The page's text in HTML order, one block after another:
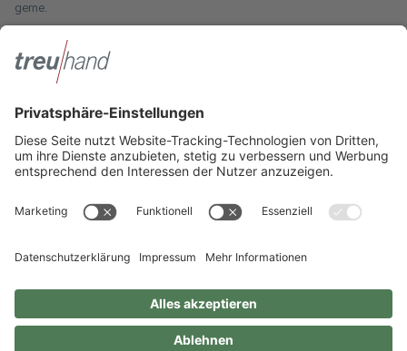
gerne.
Innotax
forstwirtschaftlichen Betrieb oder kommen aus dem Handwerk und
suchen einen Steuerberater? Bei der Innotax bieten wir Ihnen individuelle
Beratung für jede Lebensphase.
Die Innotax kennenlernen
Social Media
Sie uns einfach auf unseren Social-Media-Kanälen.